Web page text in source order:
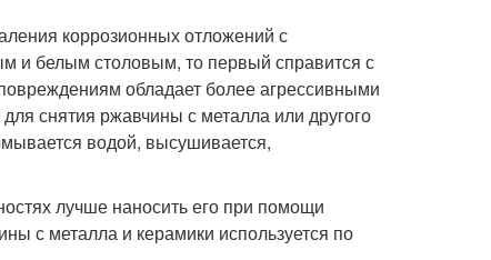
коррозионных отложений с
и белым столовым, то первый справится с
обладает более агрессивными
снятия ржавчины с металла или другого
водой, высушивается,
лучше наносить его при помощи
с металла и керамики используется по